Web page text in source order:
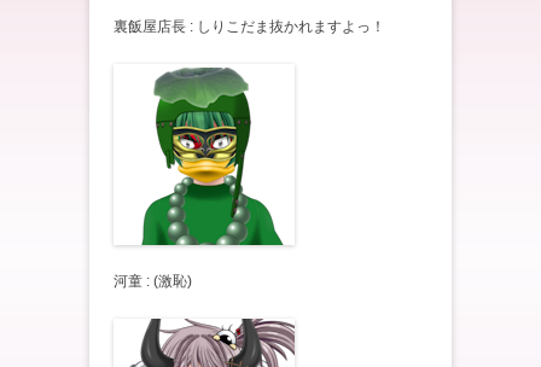
裏飯屋店長 : しりこだま抜かれますよっ！
河童 : (激恥)